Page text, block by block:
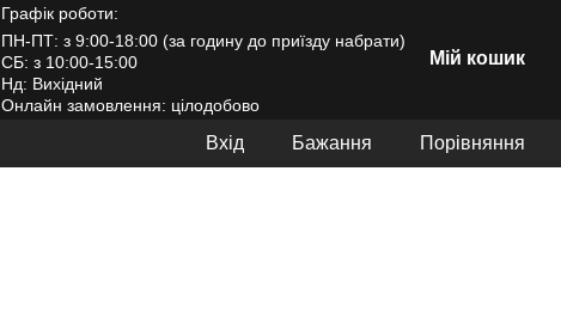
Графік роботи:
ПН-ПТ: з 9:00-18:00 (за годину до приїзду набрати)
СБ: з 10:00-15:00
Нд: Вихідний
Онлайн замовлення: цілодобово
Мій кошик
Вхід Бажання Порівняння